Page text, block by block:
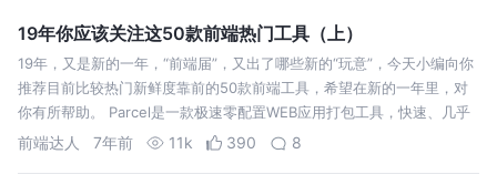
19年你应该关注这50款前端热门工具（上）
19年，又是新的一年，“前端届”，又出了哪些新的“玩意”，今天小编向你
推荐目前比较热门新鲜度靠前的50款前端工具，希望在新的一年里，对
你有所帮助。 Parcel是一款极速零配置WEB应用打包工具，快速、几乎
零配置是它最大的特点，开箱即用。相比webpack，Parcel对于新手…
前端达人 7年前 11k 390 8